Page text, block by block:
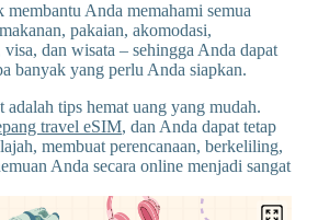
Anda memahami semua
pakaian, akomodasi,
visa, dan wisata – sehingga Anda dapat
banyak yang perlu Anda siapkan.
adalah tips hemat uang yang mudah.
travel eSIM, dan Anda dapat tetap
membuat perencanaan, berkeliling,
Anda secara online menjadi sangat